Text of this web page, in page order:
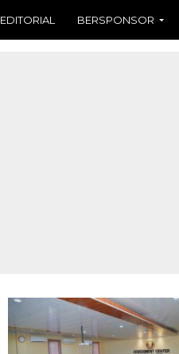
EDITORIAL BERSPONSOR